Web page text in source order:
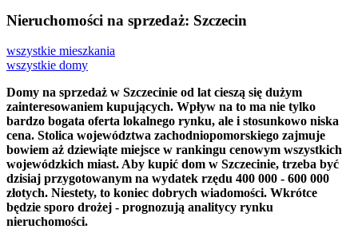
Nieruchomości na sprzedaż: Szczecin
wszystkie mieszkania
wszystkie domy
Domy na sprzedaż w Szczecinie od lat cieszą się dużym
zainteresowaniem kupujących. Wpływ na to ma nie tylko
bardzo bogata oferta lokalnego rynku, ale i stosunkowo niska
cena. Stolica województwa zachodniopomorskiego zajmuje
bowiem aż dziewiąte miejsce w rankingu cenowym wszystkich
wojewódzkich miast. Aby kupić dom w Szczecinie, trzeba być
dzisiaj przygotowanym na wydatek rzędu 400 000 - 600 000
złotych. Niestety, to koniec dobrych wiadomości. Wkrótce
będzie sporo drożej - prognozują analitycy rynku
nieruchomości.